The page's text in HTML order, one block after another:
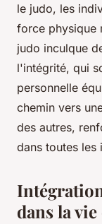
le judo, les
force physique
judo inculque
l'intégrité, qui
personnelle
chemin vers
des autres,
dans toutes les
dans la